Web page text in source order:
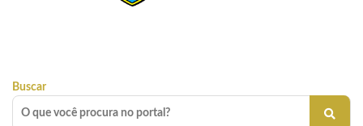
Buscar